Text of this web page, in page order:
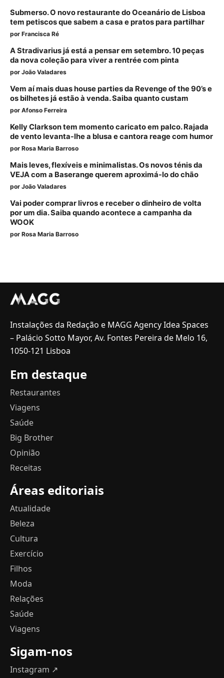
Submerso. O novo restaurante do Oceanário de Lisboa
tem petiscos que sabem a casa e pratos para partilhar
por Francisca Ré
A Stradivarius já está a pensar em setembro. 10 peças
da nova coleção para viver a rentrée com pinta
por João Valadares
Vem aí mais duas house parties da Revenge of the 90’s e
os bilhetes já estão à venda. Saiba quanto custam
por Afonso Ferreira
Kelly Clarkson tem momento caricato em palco. Rajada
de vento levanta-lhe a blusa e cantora reage com humor
por Rosa Maria Barroso
Mais leves, flexíveis e minimalistas. Os novos ténis da
VEJA com a Baserange querem aproximá-lo do chão
por João Valadares
Vai poder comprar livros e receber o dinheiro de volta
por um dia. Saiba quando acontece a campanha da
WOOK
por Rosa Maria Barroso
Instalações da Redação e MAGG Agency Idea Spaces
– Palácio Sotto Mayor, Av. Fontes Pereira de Melo 16,
1050-121 Lisboa
Em destaque
Restaurantes
Viagens
Saúde
Big Brother
Opinião
Receitas
Áreas editoriais
Atualidade
Beleza
Cultura
Exercício
Filhos
Moda
Relações
Saúde
Viagens
Sigam-nos
Instagram ↗